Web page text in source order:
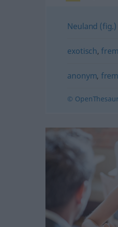
Neuland (fig.)
exotisch,
anonym,
©